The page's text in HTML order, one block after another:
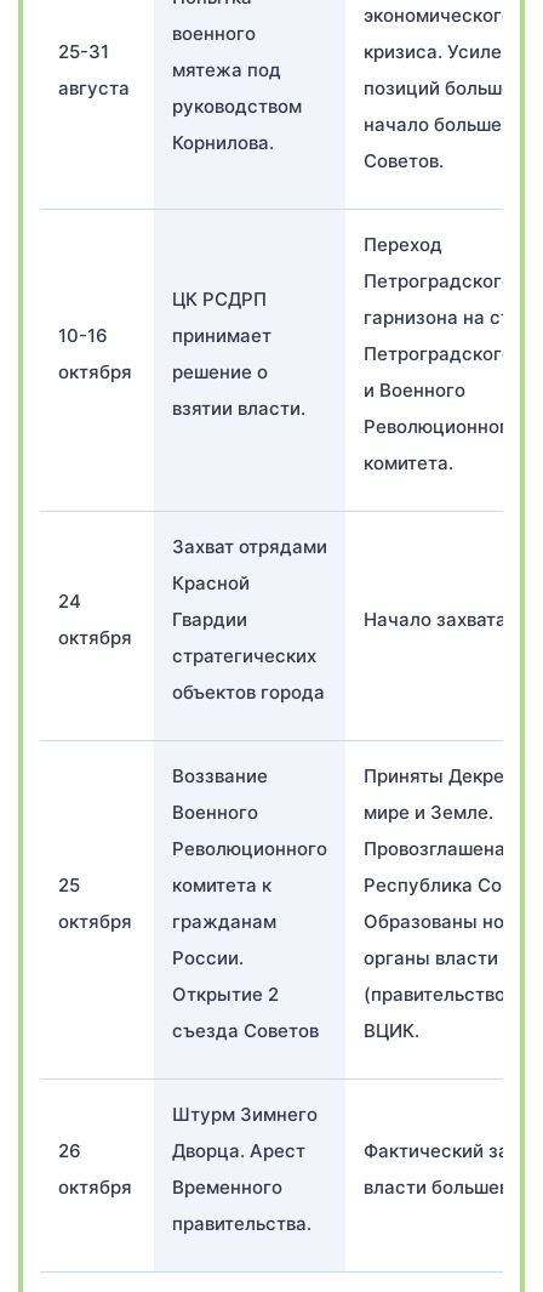
25-31
августа
военного
мятежа под
руководством
Корнилова.
экономического
кризиса. Усиление
позиций
начало
Советов.
10-16
октября
ЦК РСДРП
принимает
решение о
взятии власти.
Переход
Петроградского
гарнизона на
Петроградского
и Военного
Революционного
комитета.
24
октября
Захват отрядами
Красной
Гвардии
стратегических
объектов города
Начало захвата
25
октября
Воззвание
Военного
Революционного
комитета к
гражданам
России.
Открытие 2
съезда Советов
Приняты Декреты о
мире и Земле.
Провозглашена
Республика
Образованы новые
органы власти –
(правительство) и
ВЦИК.
26
октября
Штурм Зимнего
Дворца. Арест
Временного
правительства.
Фактический
власти